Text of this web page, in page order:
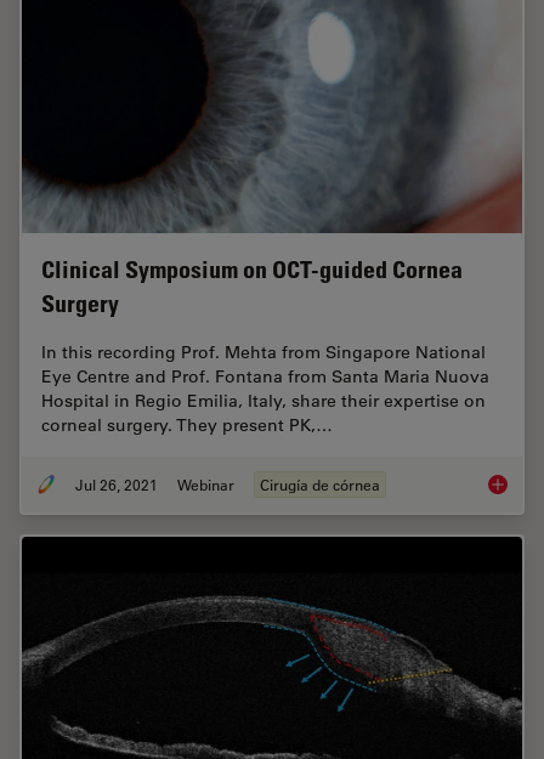
Clinical Symposium on OCT-guided Cornea
Surgery
In this recording Prof. Mehta from Singapore National
Eye Centre and Prof. Fontana from Santa Maria Nuova
Hospital in Regio Emilia, Italy, share their expertise on
corneal surgery. They present PK,…
Jul 26, 2021 Webinar Cirugía de córnea Clinical